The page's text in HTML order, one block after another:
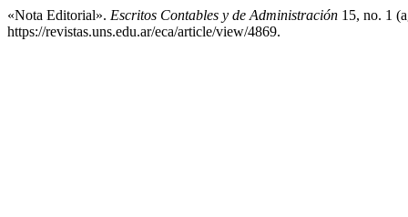
«Nota Editorial». Escritos Contables y de Administración 15, no. 1
https://revistas.uns.edu.ar/eca/article/view/4869.